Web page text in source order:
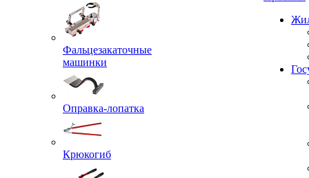
Фальцезакаточные
машинки
Оправка-лопатка
Крюкогиб
Проекты